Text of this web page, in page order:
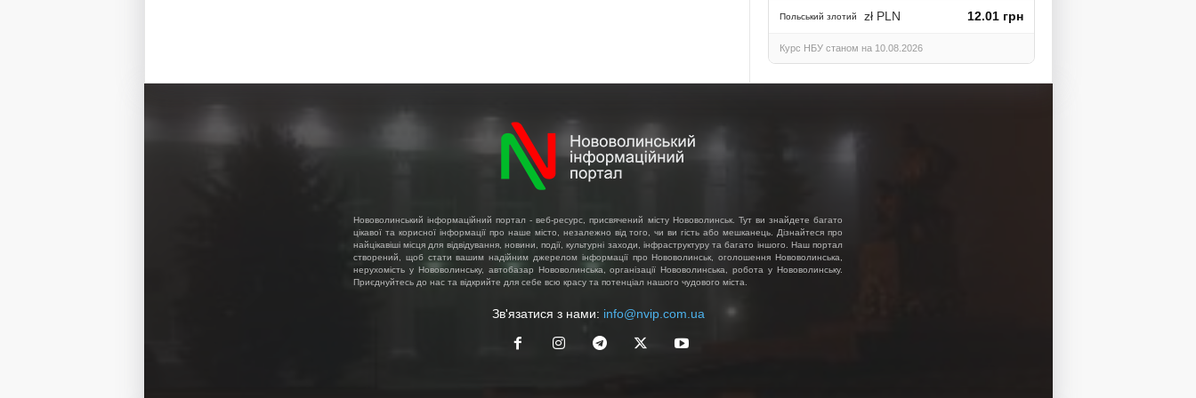
Польський злотий zł PLN 12.01 грн
Курс НБУ станом на 10.08.2026
Нововолинський інформаційний портал - веб-ресурс, присвячений місту Нововолинськ. Тут ви знайдете багато
цікавої та корисної інформації про наше місто, незалежно від того, чи ви гість або мешканець. Дізнайтеся про
найцікавіші місця для відвідування, новини, події, культурні заходи, інфраструктуру та багато іншого. Наш портал
створений, щоб стати вашим надійним джерелом інформації про Нововолинськ, оголошення Нововолинська,
нерухомість у Нововолинську, автобазар Нововолинська, організації Нововолинська, робота у Нововолинську.
Приєднуйтесь до нас та відкрийте для себе всю красу та потенціал нашого чудового міста.
Зв'язатися з нами: info@nvip.com.ua